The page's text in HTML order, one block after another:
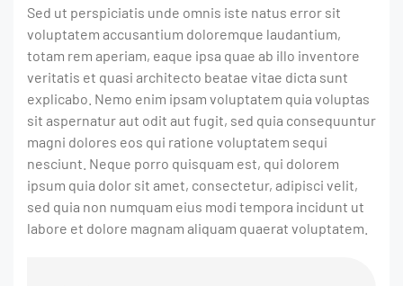
Sed ut perspiciatis unde omnis iste natus error sit
voluptatem accusantium doloremque laudantium,
totam rem aperiam, eaque ipsa quae ab illo inventore
veritatis et quasi architecto beatae vitae dicta sunt
explicabo. Nemo enim ipsam voluptatem quia voluptas
sit aspernatur aut odit aut fugit, sed quia consequuntur
magni dolores eos qui ratione voluptatem sequi
nesciunt. Neque porro quisquam est, qui dolorem
ipsum quia dolor sit amet, consectetur, adipisci velit,
sed quia non numquam eius modi tempora incidunt ut
labore et dolore magnam aliquam quaerat voluptatem.